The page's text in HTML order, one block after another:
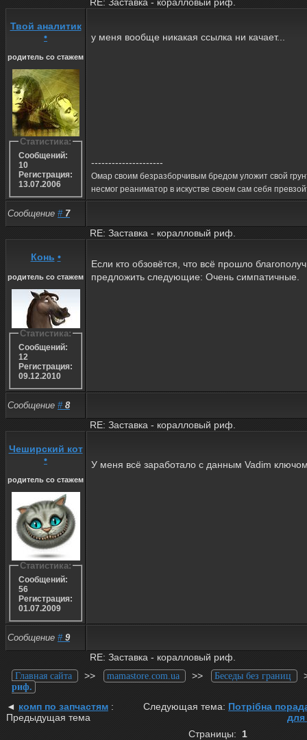
Твой аналитик
•
родитель со стажем
Статистика:
Сообщений:
10
Регистрация:
13.07.2006
у меня вообще никакая ссылка ни качает...
---------------------
Омар своим безразборчивым бредом уложит свой
несмог реаниматор в искустве своем сам себя
Сообщение # 7
RE: Заставка - коралловый риф.
Конь •
родитель со стажем
Статистика:
Сообщений:
12
Регистрация:
09.12.2010
Если кто обзовётся, что всё прошло
предложить следующие: Очень симпатичные.
Сообщение # 8
RE: Заставка - коралловый риф.
Чеширский кот
•
родитель со стажем
Статистика:
Сообщений:
56
Регистрация:
01.07.2009
У меня всё заработало с данным Vadim
Сообщение # 9
RE: Заставка - коралловый риф.
Главная сайта >> mamastore.com.ua >> Беседы без границ
риф.
◄ комп по запчастям :
Предыдущая тема
Следующая тема: Потрібна
для
Страницы: 1